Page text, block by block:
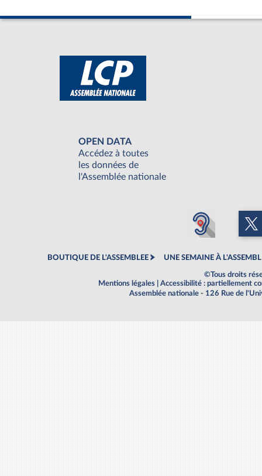
OPEN DATA
Accédez à toutes
les données de
l'Assemblée nationale
BOUTIQUE DE L'ASSEMBLEE UNE SEMAINE À
©Tous droits
Mentions légales
Accessibilité : partiellement
Assemblée nationale - 126 Rue de